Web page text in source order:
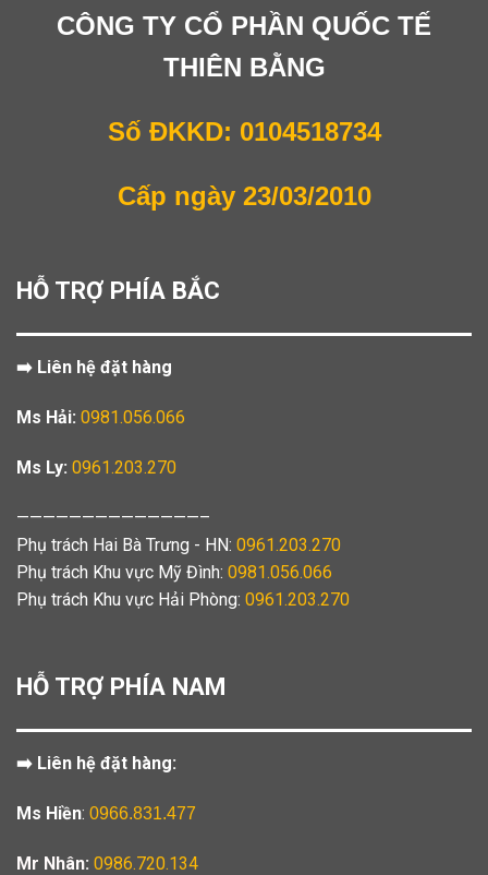
CÔNG TY CỔ PHẦN QUỐC TẾ
THIÊN BẰNG
Số ĐKKD: 0104518734
Cấp ngày 23/03/2010
HỖ TRỢ PHÍA BẮC
➡️ Liên hệ đặt hàng
Ms Hải: 0981.056.066
Ms Ly: 0961.203.270
——————————————–
Phụ trách Hai Bà Trưng - HN: 0961.203.270
Phụ trách Khu vực Mỹ Đình: 0981.056.066
Phụ trách Khu vực Hải Phòng: 0961.203.270
HỖ TRỢ PHÍA NAM
➡️ Liên hệ đặt hàng:
Ms Hiền: 0966.831.477
Mr Nhân: 0986.720.134